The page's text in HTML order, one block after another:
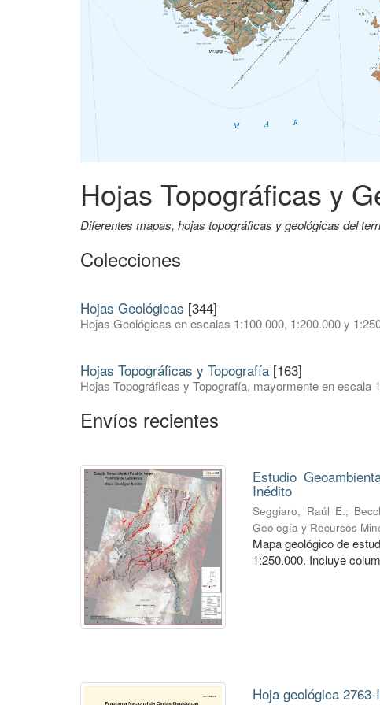
Hojas Topográficas y
Diferentes mapas, hojas topográficas y geológicas del
Colecciones
Hojas Geológicas [344]
Hojas Geológicas en escalas 1:100.000, 1:200.000 y
Hojas Topográficas y Topografía [163]
Hojas Topográficas y Topografía, mayormente en escala
Envíos recientes
Estudio
Inédito
Seggiaro, Raúl E.;
Geología y Recursos
Mapa geológico de
1:250.000. Incluye
Hoja geológica